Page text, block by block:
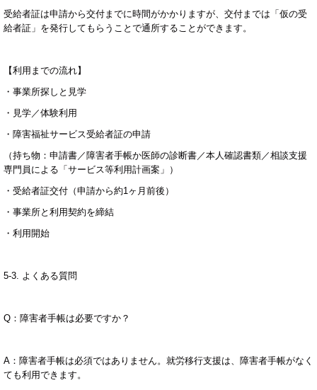
受給者証は申請から交付までに時間がかかりますが、交付までは「仮の受
給者証」を発行してもらうことで通所することができます。
【利用までの流れ】
・事業所探しと見学
・見学／体験利用
・障害福祉サービス受給者証の申請
（持ち物：申請書／障害者手帳か医師の診断書／本人確認書類／相談支援
専門員による「サービス等利用計画案」）
・受給者証交付（申請から約1ヶ月前後）
・事業所と利用契約を締結
・利用開始
5-3. よくある質問
Q ：障害者手帳は必要ですか？
A ：障害者手帳は必須ではありません。就労移行支援は、障害者手帳がなく
ても利用できます。